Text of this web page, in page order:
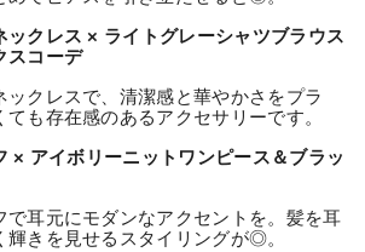
ックレス × ライトグレーシャツブラウス
スコーデ
ックレスで、清潔感と華やかさをプラ
も存在感のあるアクセサリーです。
× アイボリーニットワンピース＆ブラッ
で耳元にモダンなアクセントを。髪を耳
輝きを見せるスタイリングが◎。